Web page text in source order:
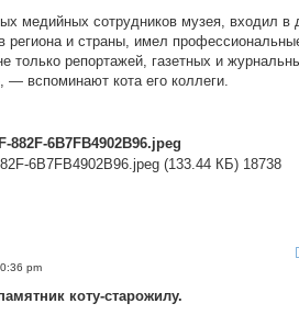
медийных сотрудников музея, входил в
региона и страны, имел
только репортажей, газетных и
— вспоминают кота его коллеги.
6B7FB4902B96.jpeg (133.44 КБ) 18738
pm
коту-старожилу.